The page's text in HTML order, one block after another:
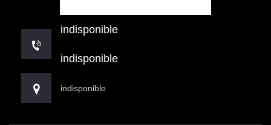
indisponible
indisponible
indisponible